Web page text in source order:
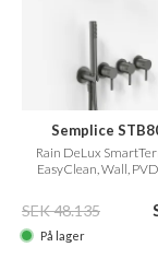
Semplice
Rain DeLux
EasyClean, Wall,
SEK 48.135
På lager